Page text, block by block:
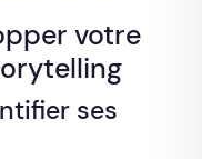
votre
ses